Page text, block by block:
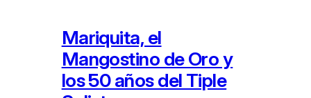
Mariquita, el
Mangostino de Oro y
los 50 años del Tiple